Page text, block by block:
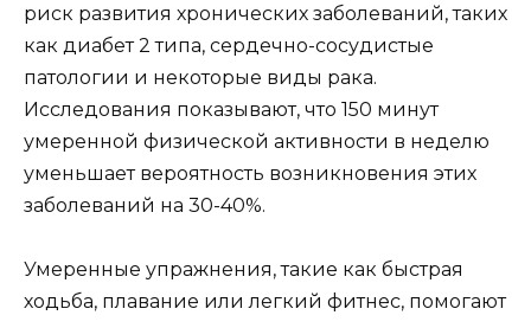
риск развития хронических заболеваний, таких
как диабет 2 типа, сердечно-сосудистые
патологии и некоторые виды рака.
Исследования показывают, что 150 минут
умеренной физической активности в неделю
уменьшает вероятность возникновения этих
заболеваний на 30-40%.
Умеренные упражнения, такие как быстрая
ходьба, плавание или легкий фитнес, помогают